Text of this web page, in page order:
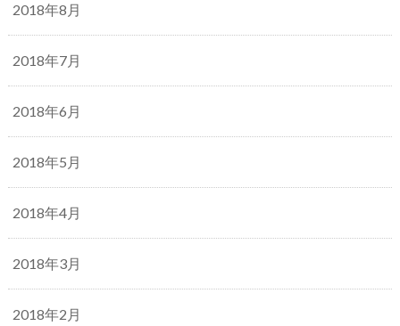
2018年8月
2018年7月
2018年6月
2018年5月
2018年4月
2018年3月
2018年2月